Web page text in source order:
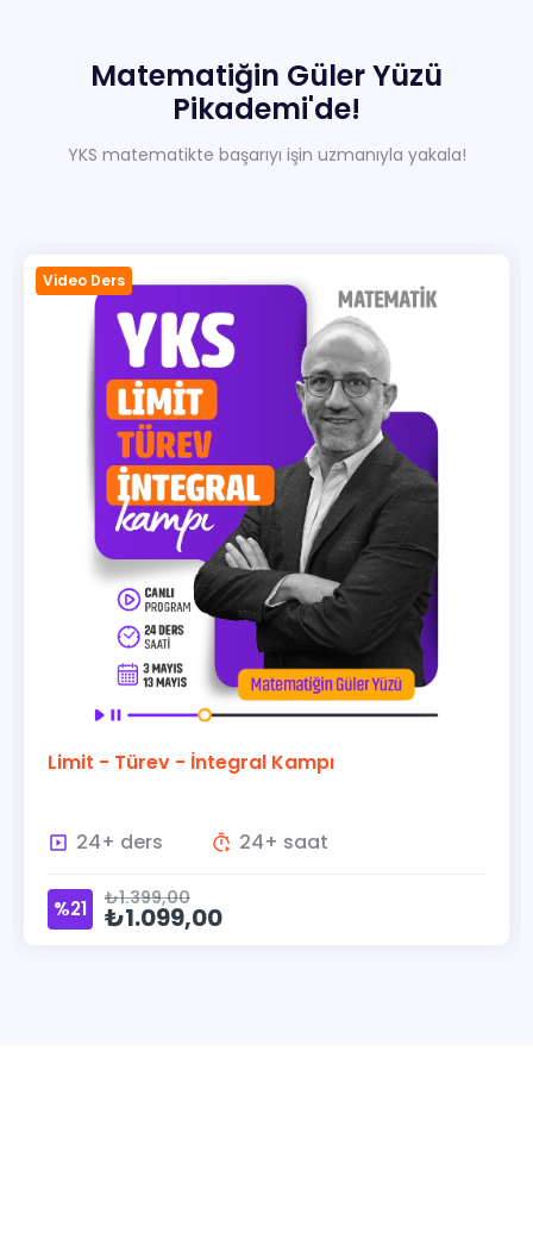
Matematiğin GülerYüzü
Pikademi'de!
YKS matematikte başarıyı işin uzmanıyla yakala!
Video Ders
Limit - Türev - İntegral Kampı
24+ ders 24+ saat
₺1.399,00
₺1.099,00
%21